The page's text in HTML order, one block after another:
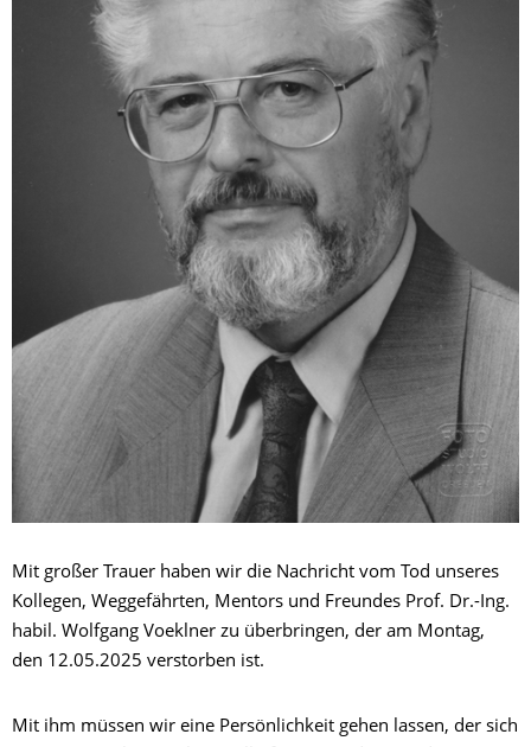
Mit großer Trauer haben wir die Nachricht vom Tod unseres
Kollegen, Weggefährten, Mentors und Freundes Prof. Dr.-Ing.
habil. Wolfgang Voeklner zu überbringen, der am Montag,
den 12.05.2025 verstorben ist.
Mit ihm müssen wir eine Persönlichkeit gehen lassen, der sich